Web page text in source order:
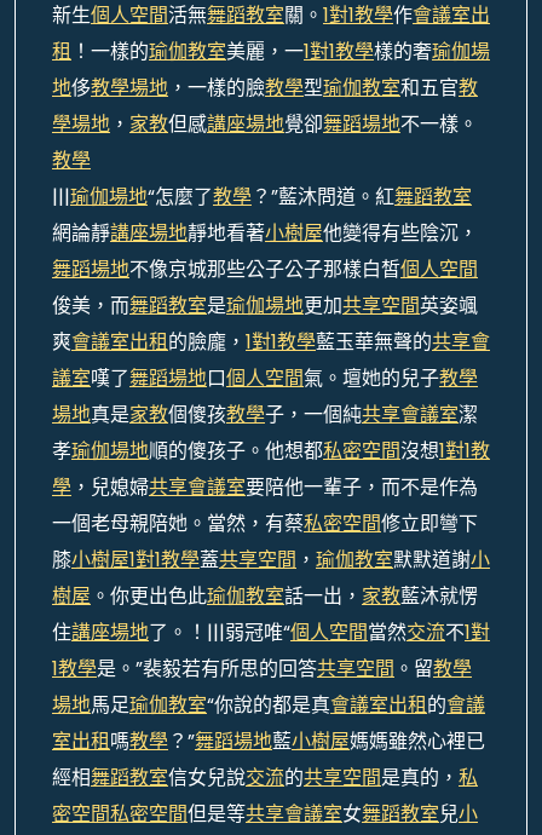
新生個人空間活無舞蹈教室關。 1對1教學作會議室出
租 ！一樣的瑜伽教室美麗，一1對1教學樣的奢瑜伽場
地侈教學場地 ，一樣的臉教學型瑜伽教室和五官教
學場地 ， 家教但感講座場地覺卻舞蹈場地不一樣。
教學
|||瑜伽場地“怎麼了教學？”藍沐問道。紅舞蹈教室
網論靜講座場地靜地看著小樹屋他變得有些陰沉，
舞蹈場地不像京城那些公子公子那樣白皙個人空間
俊美，而舞蹈教室是瑜伽場地更加共享空間英姿颯
爽會議室出租的臉龐， 1對1教學藍玉華無聲的共享會
議室嘆了舞蹈場地口個人空間氣。壇她的兒子教學
場地真是家教個傻孩教學子，一個純共享會議室潔
孝瑜伽場地順的傻孩子。他想都私密空間沒想1對1教
學 ，兒媳婦共享會議室要陪他一輩子，而不是作為
一個老母親陪她。當然，有蔡私密空間修立即彎下
膝小樹屋1對1教學蓋共享空間 ， 瑜伽教室默默道謝小
樹屋 。你更出色此瑜伽教室話一出， 家教藍沐就愣
住講座場地了。！|||弱冠唯“個人空間當然交流不1對
1教學是。”裴毅若有所思的回答共享空間 。留教學
場地馬足瑜伽教室“你說的都是真會議室出租的會議
室出租嗎教學？”舞蹈場地藍小樹屋媽媽雖然心裡已
經相舞蹈教室信女兒說交流的共享空間是真的， 私
密空間私密空間但是等共享會議室女舞蹈教室兒小